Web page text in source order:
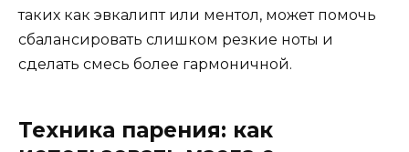
таких как эвкалипт или ментол, может помочь
сбалансировать слишком резкие ноты и
сделать смесь более гармоничной.
Техника парения: как